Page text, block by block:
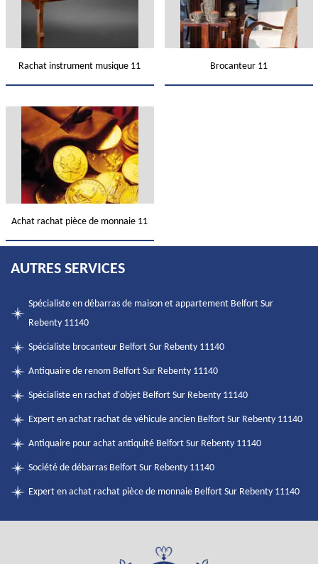
Rachat instrument musique 11 Brocanteur 11
Achat rachat pièce de monnaie 11
AUTRES SERVICES
Spécialiste en débarras de maison et appartement Belfort Sur
Rebenty 11140
Spécialiste brocanteur Belfort Sur Rebenty 11140
Antiquaire de renom Belfort Sur Rebenty 11140
Spécialiste en rachat d'objet Belfort Sur Rebenty 11140
Expert en achat rachat de véhicule ancien Belfort Sur Rebenty 11140
Antiquaire pour achat antiquité Belfort Sur Rebenty 11140
Société de débarras Belfort Sur Rebenty 11140
Expert en achat rachat pièce de monnaie Belfort Sur Rebenty 11140